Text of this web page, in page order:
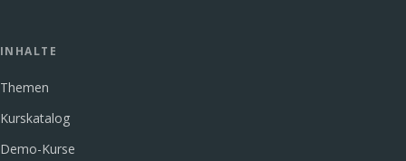
INHALTE
Themen
Kurskatalog
Demo-Kurse